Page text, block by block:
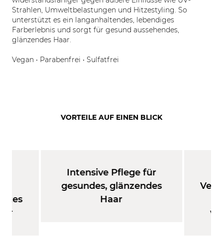
Strahlen, Umweltbelastungen und Hitzestyling. So
unterstützt es ein langanhaltendes, lebendiges
Farberlebnis und sorgt für gesund aussehendes,
glänzendes Haar.
Vegan • Parabenfrei • Sulfatfrei
VORTEILE AUF EINEN BLICK
Intensive Pflege für
gesundes, glänzendes
Haar